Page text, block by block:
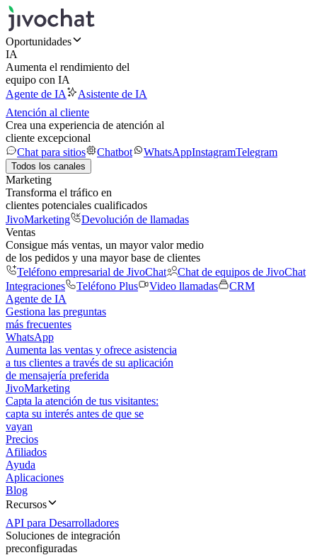
Oportunidades
IA
Aumenta el rendimiento del
equipo con IA
Agente de IA
Asistente de IA
Atención al cliente
Crea una experiencia de atención al
cliente excepcional
Chat para sitios
Chatbot WhatsAppInstagramTelegram
Todos los canales
Marketing
Transforma el tráfico en
clientes potenciales cualificados
JivoMarketing
Devolución de llamadas
Ventas
Consigue más ventas, un mayor valor medio
de los pedidos y una mayor base de clientes
Teléfono empresarial de JivoChat
Chat de equipos de JivoChat
Integraciones
Teléfono Plus Video llamadas
CRM
Agente de IA
Gestiona las preguntas
más frecuentes
WhatsApp
Aumenta las ventas y ofrece asistencia
a tus clientes a través de su aplicación
de mensajería preferida
JivoMarketing
Capta la atención de tus visitantes:
capta su interés antes de que se
vayan
Precios
Afiliados
Ayuda
Aplicaciones
Blog
Recursos
API para Desarrolladores
Soluciones de integración
preconfiguradas